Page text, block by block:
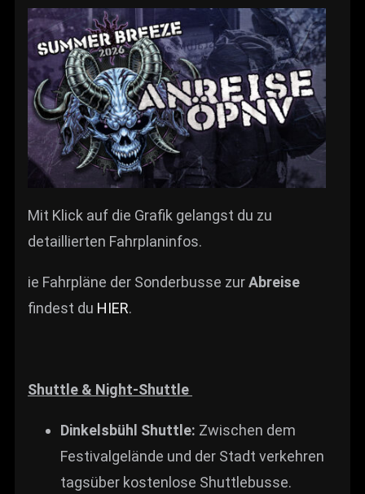
Mit Klick auf die Grafik gelangst du zu
detaillierten Fahrplaninfos.
ie Fahrpläne der Sonderbusse zurAbreise
findest du HIER.
Shuttle & Night-Shuttle
Dinkelsbühl Shuttle: Zwischen dem
Festivalgelände und der Stadt verkehren
tagsüber kostenlose Shuttlebusse.